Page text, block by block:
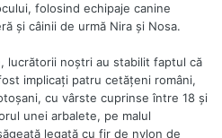
folosind echipaje canine
şi câinii de urmă Nira şi Nosa.
lucrătorii noştri au stabilit faptul că
implicaţi patru cetăţeni români,
cu vârste cuprinse între 18 şi
unei arbalete, pe malul
legată cu fir de nylon de